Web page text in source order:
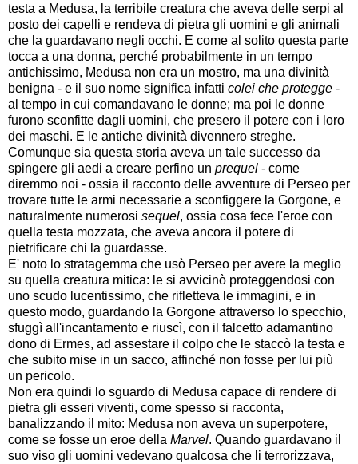
testa a Medusa, la terribile creatura che aveva delle serpi al
posto dei capelli e rendeva di pietra gli uomini e gli animali
che la guardavano negli occhi. E come al solito questa parte
tocca a una donna, perché probabilmente in un tempo
antichissimo, Medusa non era un mostro, ma una divinità
benigna - e il suo nome significa infatti colei che protegge -
al tempo in cui comandavano le donne; ma poi le donne
furono sconfitte dagli uomini, che presero il potere con i loro
dei maschi. E le antiche divinità divennero streghe.
Comunque sia questa storia aveva un tale successo da
spingere gli aedi a creare perfino un prequel - come
diremmo noi - ossia il racconto delle avventure di Perseo per
trovare tutte le armi necessarie a sconfiggere la Gorgone, e
naturalmente numerosi sequel, ossia cosa fece l'eroe con
quella testa mozzata, che aveva ancora il potere di
pietrificare chi la guardasse.
E' noto lo stratagemma che usò Perseo per avere la meglio
su quella creatura mitica: le si avvicinò proteggendosi con
uno scudo lucentissimo, che rifletteva le immagini, e in
questo modo, guardando la Gorgone attraverso lo specchio,
sfuggì all'incantamento e riuscì, con il falcetto adamantino
dono di Ermes, ad assestare il colpo che le staccò la testa e
che subito mise in un sacco, affinché non fosse per lui più
un pericolo.
Non era quindi lo sguardo di Medusa capace di rendere di
pietra gli esseri viventi, come spesso si racconta,
banalizzando il mito: Medusa non aveva un superpotere,
come se fosse un eroe della Marvel. Quando guardavano il
suo viso gli uomini vedevano qualcosa che li terrorizzava,